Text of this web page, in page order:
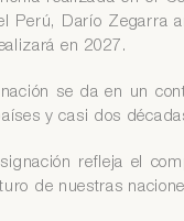
Perú, Darío Zegarra
en 2027.
se da en un
y casi dos
refleja el
de nuestras